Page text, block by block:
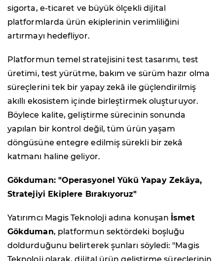
sigorta, e-ticaret ve büyük ölçekli dijital
platformlarda ürün ekiplerinin verimliliğini
artırmayı hedefliyor.
Platformun temel stratejisini test tasarımı, test
üretimi, test yürütme, bakım ve sürüm hazır olma
süreçlerini tek bir yapay zekâ ile güçlendirilmiş
akıllı ekosistem içinde birleştirmek oluşturuyor.
Böylece kalite, geliştirme sürecinin sonunda
yapılan bir kontrol değil, tüm ürün yaşam
döngüsüne entegre edilmiş sürekli bir zekâ
katmanı haline geliyor.
Gökduman: "Operasyonel Yükü Yapay Zekâya,
Stratejiyi Ekiplere Bırakıyoruz"
Yatırımcı Magis Teknoloji adına konuşan İsmet
Gökduman, platformun sektördeki boşluğu
doldurduğunu belirterek şunları söyledi: "Magis